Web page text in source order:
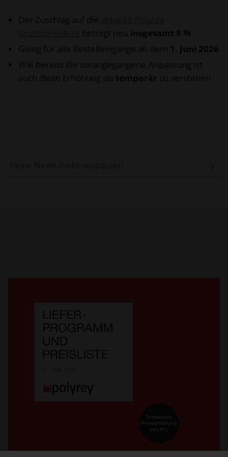
Der Zuschlag auf die
beträgt neu insgesamt 8 %
Gültig für alle Bestelleingänge ab dem 1. Juni 2026
Wie bereits die vorangegangene Anpassung ist
auch diese Erhöhung als temporär zu verstehen